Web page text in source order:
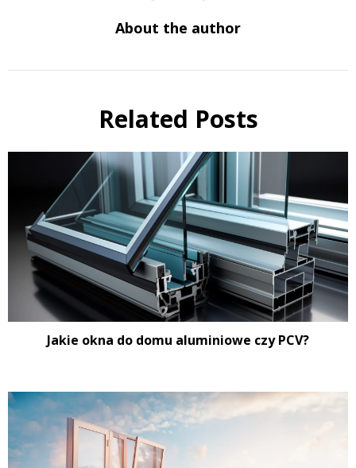
About the author
Related Posts
Jakie okna do domu aluminiowe czy PCV?